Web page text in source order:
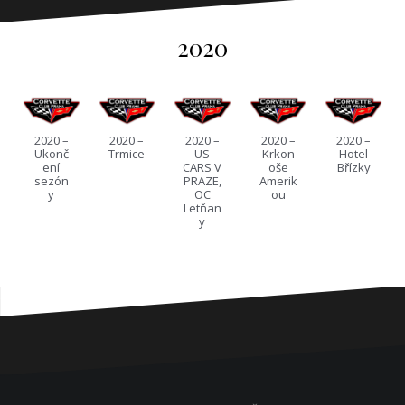
2020
2020 –
Ukonč
ení
sezón
y
2020 –
Trmice
2020 –
US
CARS V
PRAZE,
OC
Letňan
y
2020 –
Krkon
oše
Amerik
ou
2020 –
Hotel
Břízky